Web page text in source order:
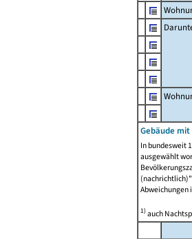
Gebäude
In bundesweit
ausgewählt
Abweichungen
1)auch